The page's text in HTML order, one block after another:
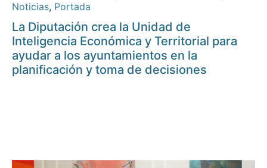
Noticias, Portada
La Diputación crea la Unidad de
Inteligencia Económica y Territorial para
ayudar a los ayuntamientos en la
planificación y toma de decisiones